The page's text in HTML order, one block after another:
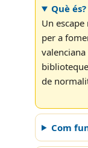
Què és?
Un
per a
valenciana
de
Com